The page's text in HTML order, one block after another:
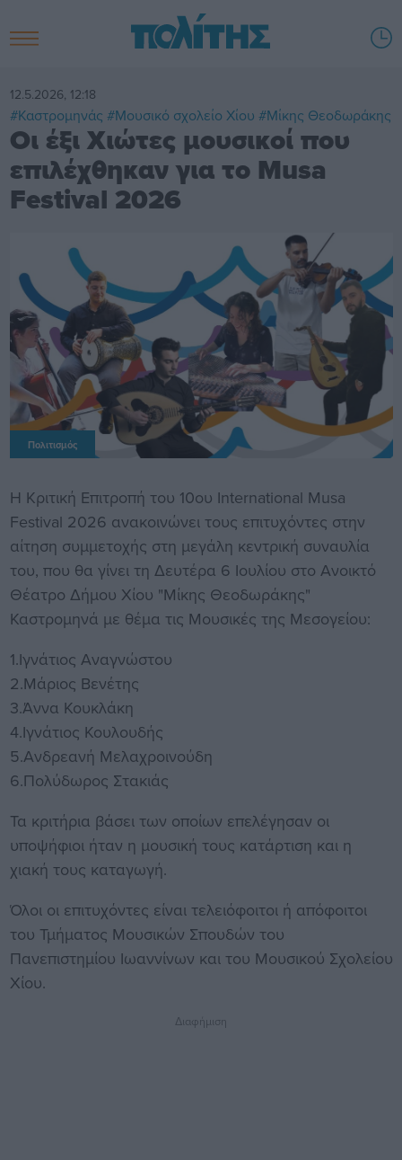
12.5.2026, 12:18
#Καστρομηνάς #Μουσικό σχολείο Χίου #Μίκης Θεοδωράκης
Οι έξι Χιώτες μουσικοί που
επιλέχθηκαν για το Musa
Festival 2026
Πολιτισμός
Η Κριτική Επιτροπή του 10ου International Musa
Festival 2026 ανακοινώνει τους επιτυχόντες στην
αίτηση συμμετοχής στη μεγάλη κεντρική συναυλία
του, που θα γίνει τη Δευτέρα 6 Ιουλίου στο Ανοικτό
Θέατρο Δήμου Χίου "Μίκης Θεοδωράκης"
Καστρομηνά με θέμα τις Μουσικές της Μεσογείου:
1.Ιγνάτιος Αναγνώστου
2.Μάριος Βενέτης
3.Άννα Κουκλάκη
4.Ιγνάτιος Κουλουδής
5.Ανδρεανή Μελαχροινούδη
6.Πολύδωρος Στακιάς
Τα κριτήρια βάσει των οποίων επελέγησαν οι
υποψήφιοι ήταν η μουσική τους κατάρτιση και η
χιακή τους καταγωγή.
Όλοι οι επιτυχόντες είναι τελειόφοιτοι ή απόφοιτοι
του Τμήματος Μουσικών Σπουδών του
Πανεπιστημίου Ιωαννίνων και του Μουσικού Σχολείου
Χίου.
Διαφήμιση